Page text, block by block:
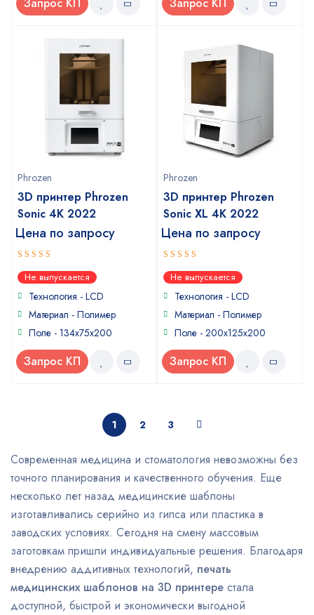
Phrozen
3D принтер Phrozen
Sonic 4K 2022
Цена по запросу
4out of
5Не выпускается
Технология - LCD
Материал - Полимер
Поле - 134x75x200
Запрос КП
Phrozen
3D принтер Phrozen
Sonic XL 4K 2022
Цена по запросу
5out of 5
Не выпускается
Технология - LCD
Материал - Полимер
Поле - 200х125х200
Запрос КП
1 2 3
Современная медицина и стоматология невозможны без
точного планирования и качественного обучения. Еще
несколько лет назад медицинские шаблоны
изготавливались серийно из гипса или пластика в
заводских условиях. Сегодня на смену массовым
заготовкам пришли индивидуальные решения. Благодаря
внедрению аддитивных технологий, печать
медицинских шаблонов на 3D принтере стала
доступной, быстрой и экономически выгодной